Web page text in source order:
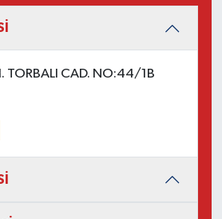
TORBALI CAD. NO:44/1B